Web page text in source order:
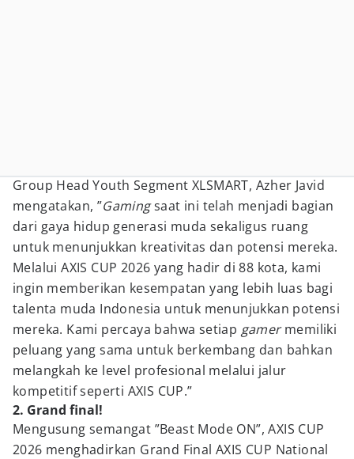
Group Head Youth Segment XLSMART, Azher Javid
mengatakan, ”Gamingsaat ini telah menjadi bagian
dari gaya hidup generasi muda sekaligus ruang
untuk menunjukkan kreativitas dan potensi mereka.
Melalui AXIS CUP 2026 yang hadir di 88 kota, kami
ingin memberikan kesempatan yang lebih luas bagi
talenta muda Indonesia untuk menunjukkan potensi
mereka. Kami percaya bahwa setiap gamermemiliki
peluang yang sama untuk berkembang dan bahkan
melangkah ke level profesional melalui jalur
kompetitif seperti AXIS CUP.”
2. Grand final!
Mengusung semangat ”Beast Mode ON”, AXIS CUP
2026 menghadirkan Grand Final AXIS CUP National